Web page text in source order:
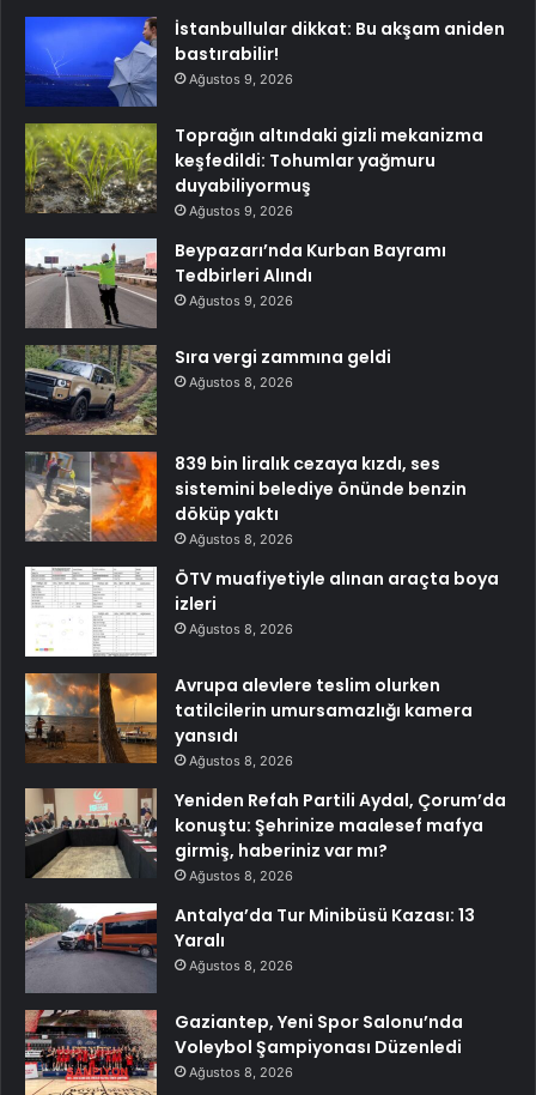
İstanbullular dikkat: Bu akşam aniden
bastırabilir!
Ağustos 9, 2026
Toprağın altındaki gizli mekanizma
keşfedildi: Tohumlar yağmuru
duyabiliyormuş
Ağustos 9, 2026
Beypazarı’nda Kurban Bayramı
Tedbirleri Alındı
Ağustos 9, 2026
Sıra vergi zammına geldi
Ağustos 8, 2026
839 bin liralık cezaya kızdı, ses
sistemini belediye önünde benzin
döküp yaktı
Ağustos 8, 2026
ÖTV muafiyetiyle alınan araçta boya
izleri
Ağustos 8, 2026
Avrupa alevlere teslim olurken
tatilcilerin umursamazlığı kamera
yansıdı
Ağustos 8, 2026
Yeniden Refah Partili Aydal, Çorum’da
konuştu: Şehrinize maalesef mafya
girmiş, haberiniz var mı?
Ağustos 8, 2026
Antalya’da Tur Minibüsü Kazası: 13
Yaralı
Ağustos 8, 2026
Gaziantep, Yeni Spor Salonu’nda
Voleybol Şampiyonası Düzenledi
Ağustos 8, 2026